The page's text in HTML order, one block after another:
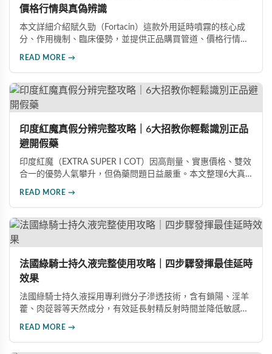
價格行情與真偽辨識
本文詳細介紹賦久勁（Fortacin）這款外用延時噴霧的核心成
分、作用機制、臨床優勢，並提供正品購買管道、價格行情比
READ MORE →
印度紅魔真假分辨完整攻略｜6大招教你輕鬆識別正品
避開假藥
印度紅魔（EXTRA SUPER I COT）因高劑量、實惠價格、雙效
合一的優勢人氣攀升，但偽藥問題日益嚴重。本文整理6大真
READ MORE →
法國綠騎士持久液完整使用攻略｜四步驟發揮最佳延時
效果
法國綠騎士持久液採用專利微分子滲透技術，含有鎖陽、淫羊
藿、肉蓯蓉等天然成分，有效延長射精反射時間並降低敏感
READ MORE →